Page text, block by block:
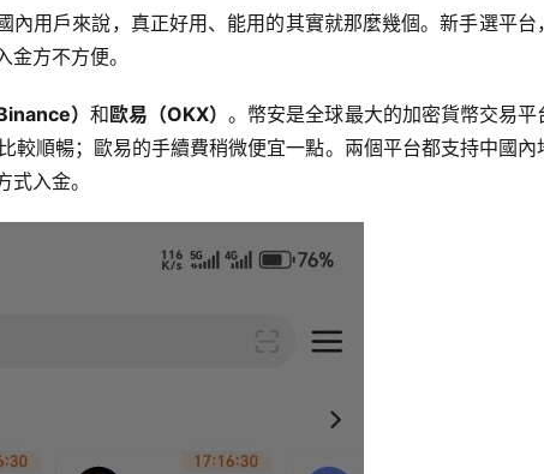
用戶來說，真正好用、能用的其實就那麼幾個。新手選平台
方不方便。
） 和歐易（OKX）。幣安是全球最大的加密貨幣交易平
順暢；歐易的手續費稍微便宜一點。兩個平台都支持中國內
入金。